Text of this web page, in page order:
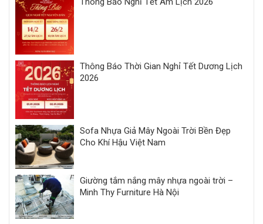
Thông Báo Thời Gian Nghỉ Tết Dương Lịch
2026
Sofa Nhựa Giả Mây Ngoài Trời Bền Đẹp
Cho Khí Hậu Việt Nam
Giường tắm nắng mây nhựa ngoài trời –
Minh Thy Furniture Hà Nội